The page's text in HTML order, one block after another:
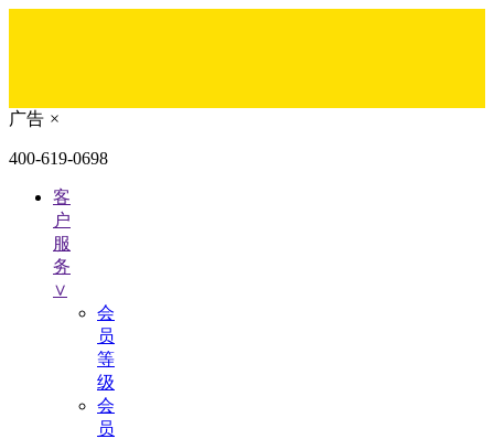
广告 ×
400-619-0698
客
户
服
务
∨
会
员
等
级
会
员